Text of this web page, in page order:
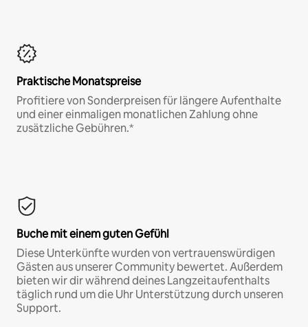
Praktische Monatspreise
Profitiere von Sonderpreisen für längere Aufenthalte
und einer einmaligen monatlichen Zahlung ohne
zusätzliche Gebühren.*
Buche mit einem guten Gefühl
Diese Unterkünfte wurden von vertrauenswürdigen
Gästen aus unserer Community bewertet. Außerdem
bieten wir dir während deines Langzeitaufenthalts
täglich rund um die Uhr Unterstützung durch unseren
Support.